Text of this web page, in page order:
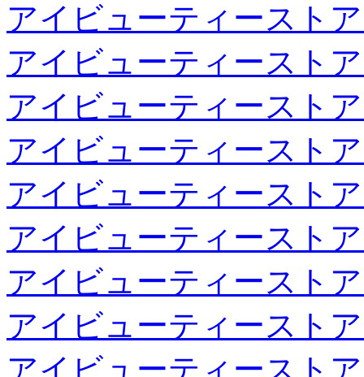
アイビューティースト
アイビューティースト
アイビューティースト
アイビューティースト
アイビューティースト
アイビューティースト
アイビューティースト
アイビューティースト
アイビューティースト